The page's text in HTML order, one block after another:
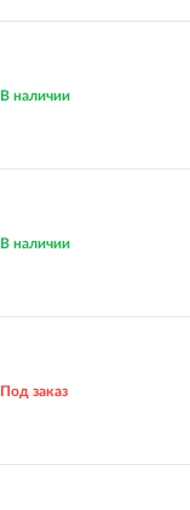
В наличии
В наличии
Под заказ